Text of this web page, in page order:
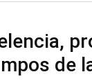
de